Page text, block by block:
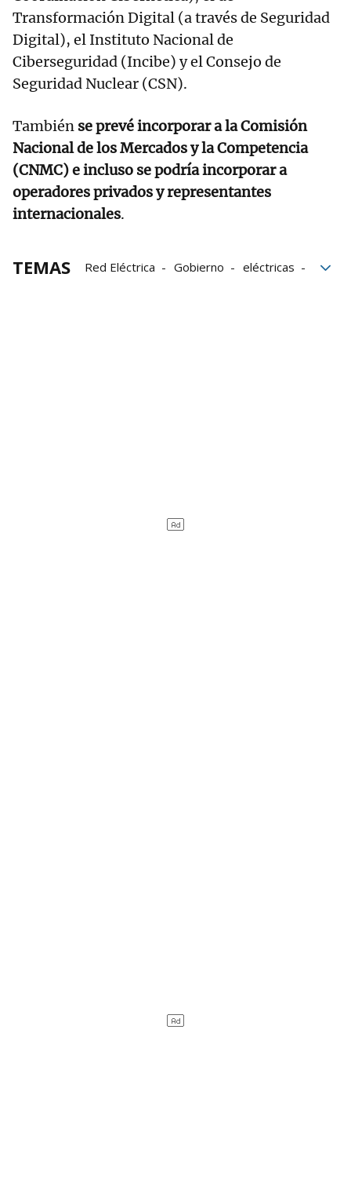
Transformación Digital (a través de Seguridad
Digital), el Instituto Nacional de
Ciberseguridad (Incibe) y el Consejo de
Seguridad Nuclear (CSN).
También se prevé incorporar a la Comisión
Nacional de los Mercados y la Competencia
(CNMC) e incluso se podría incorporar a
operadores privados y representantes
internacionales.
TEMAS Red Eléctrica Gobierno
eléctricas